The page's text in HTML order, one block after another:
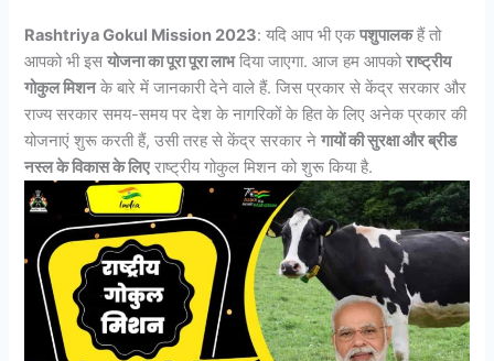
Rashtriya Gokul Mission 2023: यदि आप भी एकपशुपालकहैं तो
आपको भी इसयोजना का पूरा पूरा लाभदिया जाएगा. आज हम आपकोराष्ट्रीय
गोकुल मिशनके बारे में जानकारी देने वाले हैं. जिस प्रकार से केंद्र सरकार और
राज्य सरकार समय-समय पर देश के नागरिकों के हित के लिए अनेक प्रकार की
योजनाएं शुरू करती हैं, उसी तरह से केंद्र सरकार नेगायों की सुरक्षा और ब्रीड
नस्ल के विकास के लिएराष्ट्रीय गोकुल मिशन को शुरू किया है.